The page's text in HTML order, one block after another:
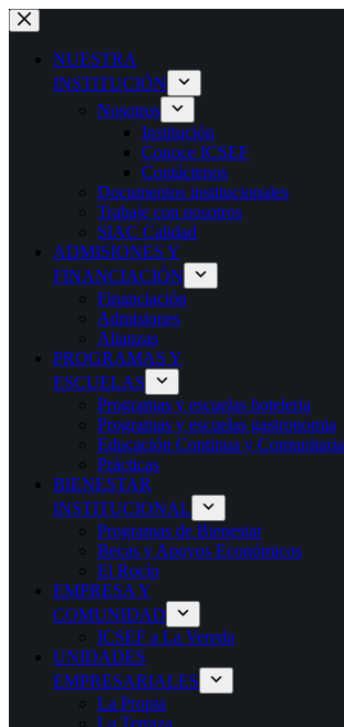
NUESTRA
INSTITUCIÓN
Nosotros
Institución
Conoce ICSEF
Contáctenos
Documentos institucionales
Trabaje con nosotros
SIAC Calidad
ADMISIONES Y
FINANCIACIÓN
Financiación
Admisiones
Alianzas
PROGRAMAS Y
ESCUELAS
Programas y escuelas hoteleria
Programas y escuelas gastronomia
Educación Continua y Comunitaria
Prácticas
BIENESTAR
INSTITUCIONAL
Programas de Bienestar
Becas y Apoyos Económicos
El Rocío
EMPRESA Y
COMUNIDAD
ICSEF a La Vereda
UNIDADES
EMPRESARIALES
La Propia
La Terraza